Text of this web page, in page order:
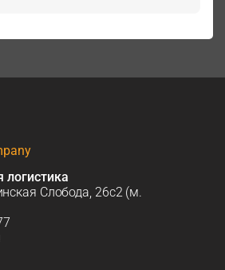
Слобода, 26с2 (м.